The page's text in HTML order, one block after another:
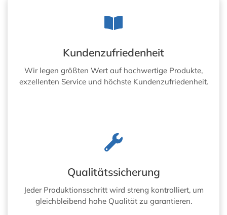
Kundenzufriedenheit
Wir legen größten Wert auf hochwertige Produkte,
exzellenten Service und höchste Kundenzufriedenheit.
Qualitätssicherung
Jeder Produktionsschritt wird streng kontrolliert, um
gleichbleibend hohe Qualität zu garantieren.